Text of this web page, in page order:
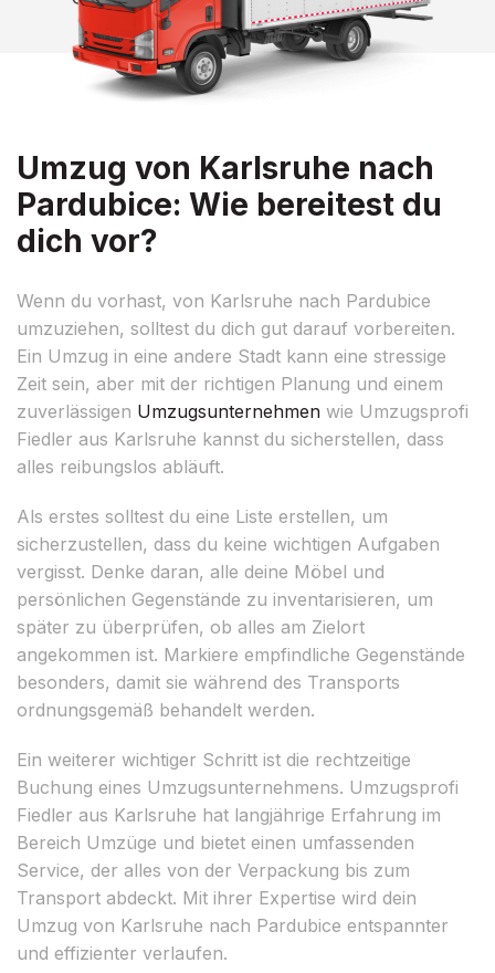
Umzug von Karlsruhe nach
Pardubice: Wie bereitest du
dich vor?
Wenn du vorhast, von Karlsruhe nach Pardubice
umzuziehen, solltest du dich gut darauf vorbereiten.
Ein Umzug in eine andere Stadt kann eine stressige
Zeit sein, aber mit der richtigen Planung und einem
zuverlässigen Umzugsunternehmen wie Umzugsprofi
Fiedler aus Karlsruhe kannst du sicherstellen, dass
alles reibungslos abläuft.
Als erstes solltest du eine Liste erstellen, um
sicherzustellen, dass du keine wichtigen Aufgaben
vergisst. Denke daran, alle deine Möbel und
persönlichen Gegenstände zu inventarisieren, um
später zu überprüfen, ob alles am Zielort
angekommen ist. Markiere empfindliche Gegenstände
besonders, damit sie während des Transports
ordnungsgemäß behandelt werden.
Ein weiterer wichtiger Schritt ist die rechtzeitige
Buchung eines Umzugsunternehmens. Umzugsprofi
Fiedler aus Karlsruhe hat langjährige Erfahrung im
Bereich Umzüge und bietet einen umfassenden
Service, der alles von der Verpackung bis zum
Transport abdeckt. Mit ihrer Expertise wird dein
Umzug von Karlsruhe nach Pardubice entspannter
und effizienter verlaufen.